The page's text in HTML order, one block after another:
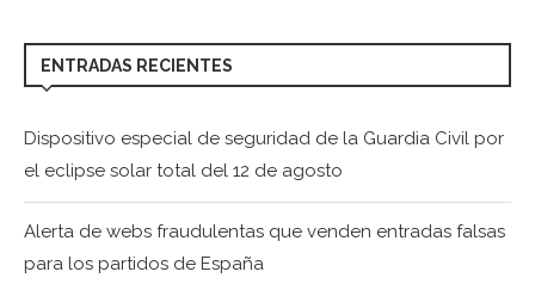
ENTRADAS RECIENTES
Dispositivo especial de seguridad de la Guardia Civil por
el eclipse solar total del 12 de agosto
Alerta de webs fraudulentas que venden entradas falsas
para los partidos de España